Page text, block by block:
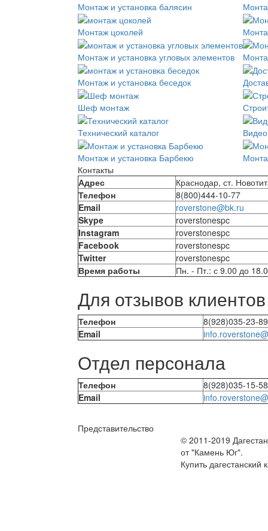
Монтаж и установка балясин
Монтаж цоколей
Монтаж и установка угловых элементов
Монтаж и установка беседок
Шеф монтаж
Технический каталог
Монтаж и установка Барбекю
Контакты
Адрес
Краснодар, ст.
Телефон
8(800)444-10-77
Email
roverstone@bk.ru
Skype
roverstonespc
Instagram
roverstonespc
Facebook
roverstonespc
Twitter
roverstonespc
Время работы
Пн. - Пт.: с 9.00 до
Для отзывов клиентов
Телефон
8(928)035-23-89
Email
Отдел персонала
Телефон
8(928)035-15-58
Email
Представительство
© 2011-2019
от "Камень Юг".
Купить дагестанский